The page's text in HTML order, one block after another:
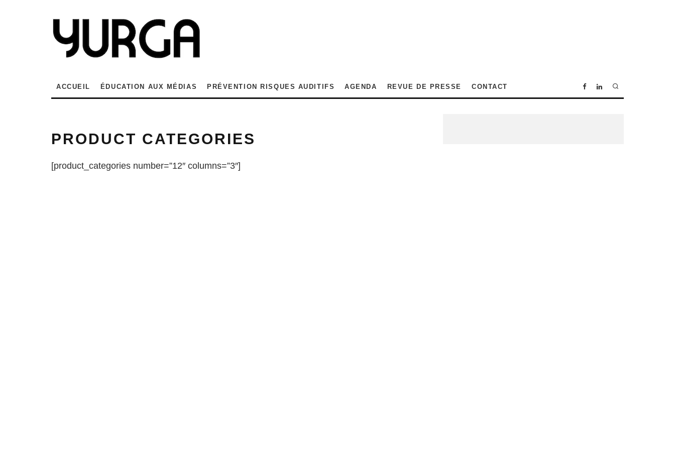
ACCUEIL ÉDUCATION AUX MÉDIAS PRÉVENTION RISQUES AUDITIFS AGENDA REVUE DE PRESSE CONTACT
PRODUCT CATEGORIES
[product_categories number=”12″ columns=”3″]